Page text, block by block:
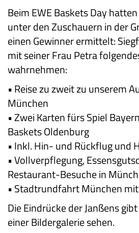
Beim EWE Baskets Day
unter den Zuschauern in der
einen Gewinner ermittelt:
mit seiner Frau Petra
wahrnehmen:
• Reise zu zweit zu unserem
München
• Zwei Karten fürs Spiel
Baskets Oldenburg
• Inkl. Hin- und Rückflug und
• Vollverpflegung,
Restaurant-Besuche in
• Stadtrundfahrt München
Die Eindrücke der Janßens
einer Bildergalerie sehen.